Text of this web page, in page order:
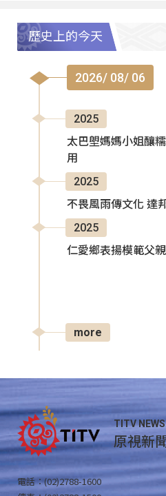
歷史上的今天
2026/ 08/ 06
2025
太巴塱媽媽小姐釀
用
2025
不畏風雨傳文化 達
2025
仁愛鄉表揚模範父
more
TITV NEWS
原視新
電話：(02)2788-1600